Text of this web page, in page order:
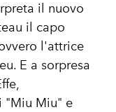
il nuovo
il capo
l'attrice
. E a sorpresa
"Miu Miu" e